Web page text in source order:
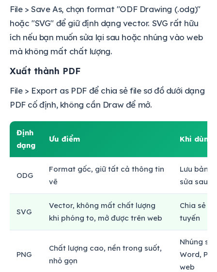
File > Save As, chọn format "ODF Drawing (.odg)"
hoặc "SVG" để giữ định dạng vector. SVG rất hữu
ích nếu bạn muốn sửa lại sau hoặc nhúng vào web
mà không mất chất lượng.
Xuất thành PDF
File > Export as PDF để chia sẻ file sơ đồ dưới dạng
PDF cố định, không cần Draw để mở.
Định
dạng
Ưu điểm Khi dùng
ODG
Format gốc, giữ tất cả thông tin
vẽ
Lưu bản
sửa sau
SVG
Vector, không mất chất lượng
khi phóng to, mở được trên web
Chia sẻ
tuyến
PNG
Chất lượng cao, nền trong suốt,
nhỏ gọn
Nhúng sơ
Word,
web